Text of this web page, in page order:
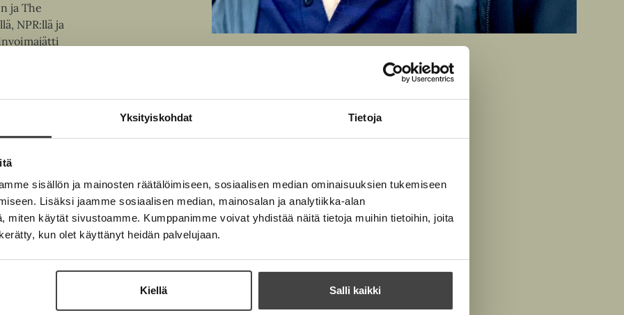
Yksityiskohdat Tietoja
sisällön ja mainosten räätälöimiseen, sosiaalisen median ominaisuuksien tukemiseen
Lisäksi jaamme sosiaalisen median, mainosalan ja analytiikka-alan
miten käytät sivustoamme. Kumppanimme voivat yhdistää näitä tietoja muihin tietoihin, joita
kun olet käyttänyt heidän palvelujaan.
Kiellä Salli kaikki
ja The
NPR:llä ja
mutta tässä sitä
HBO:n